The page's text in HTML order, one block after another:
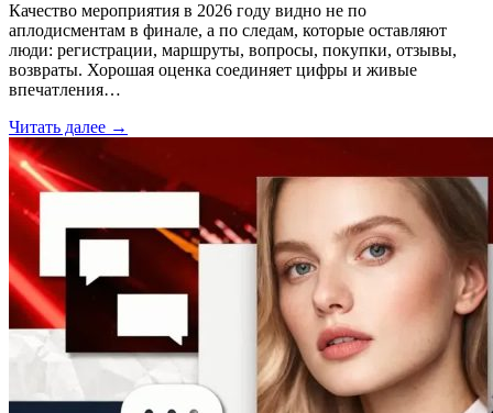
Качество мероприятия в 2026 году видно не по
аплодисментам в финале, а по следам, которые оставляют
люди: регистрации, маршруты, вопросы, покупки, отзывы,
возвраты. Хорошая оценка соединяет цифры и живые
впечатления…
Читать далее →